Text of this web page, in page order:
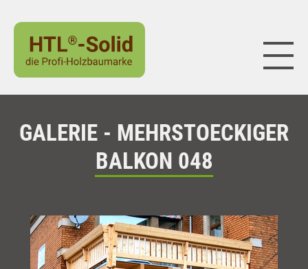
GALERIE - MEHRSTOECKIGER
BALKON 048